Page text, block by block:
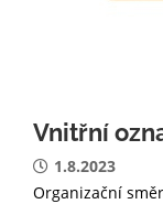
Vnitřní
1.8.2023
Organizační